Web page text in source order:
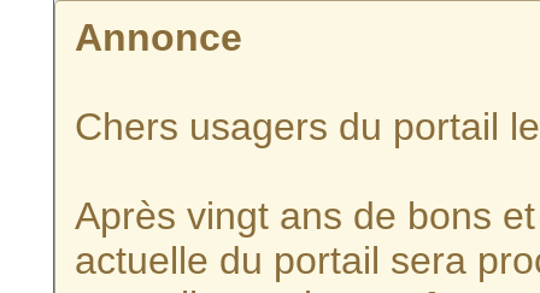
Annonce
Chers usagers du portail
Après vingt ans de bons
actuelle du portail sera